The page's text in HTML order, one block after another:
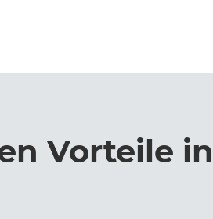
Vorteile